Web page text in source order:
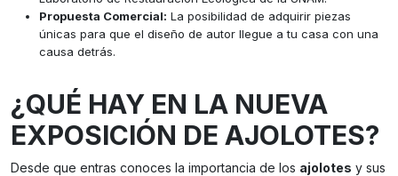
Propuesta Comercial: La posibilidad de adquirir piezas
únicas para que el diseño de autor llegue a tu casa con una
causa detrás.
¿QUÉ HAY EN LA NUEVA
EXPOSICIÓN DE AJOLOTES?
Desde que entras conoces la importancia de los ajolotes y sus